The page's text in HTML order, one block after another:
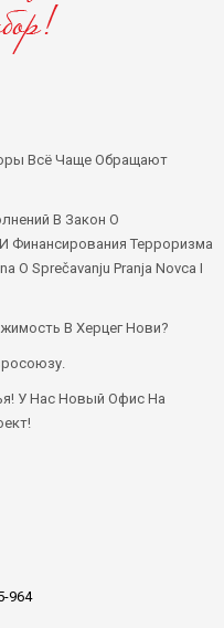
Всё Чаще Обращают
В Закон О
Финансирования Терроризма
O Sprečavanju Pranja Novca I
В Херцег Нови?
У Нас Новый Офис На
964